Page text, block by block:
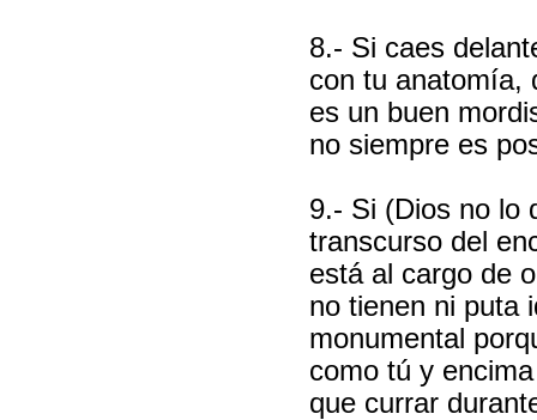
8.- Si caes
con tu anatomía,
es un buen
no siempre es
9.- Si (Dios no lo
transcurso del
está al cargo de
no tienen ni puta
monumental
como tú y
que currar